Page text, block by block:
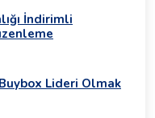
İndirimli
Lideri Olmak